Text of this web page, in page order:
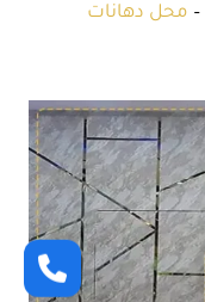
– محل دهانات